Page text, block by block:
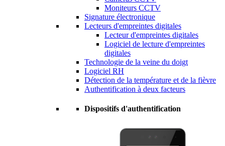
Moniteurs CCTV
Signature électronique
Lecteurs d'empreintes digitales
Lecteur d'empreintes digitales
Logiciel de lecture d'empreintes
digitales
Technologie de la veine du doigt
Logiciel RH
Détection de la température et de la fièvre
Authentification à deux facteurs
Dispositifs d'authentification